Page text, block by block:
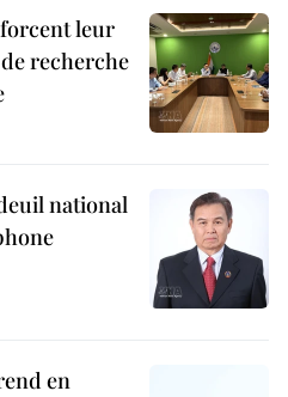
leur
recherche
national
en